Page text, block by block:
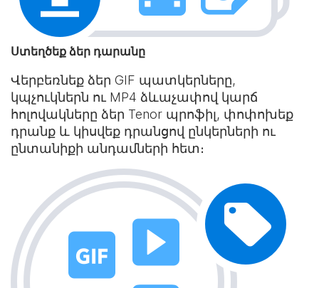
Ստեղծեք ձեր դարանը
Վերբեռնեք ձեր GIF պատկերները,
կպչուկներն ու MP4 ձևաչափով կարճ
հոլովակները ձեր Tenor պրոֆիլ, փոփոխեք
դրանք և կիսվեք դրանցով ընկերների ու
ընտանիքի անդամների հետ։